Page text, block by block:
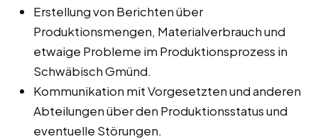
Erstellung von Berichten über
Produktionsmengen, Materialverbrauch und
etwaige Probleme im Produktionsprozess in
Schwäbisch Gmünd.
Kommunikation mit Vorgesetzten und anderen
Abteilungen über den Produktionsstatus und
eventuelle Störungen.